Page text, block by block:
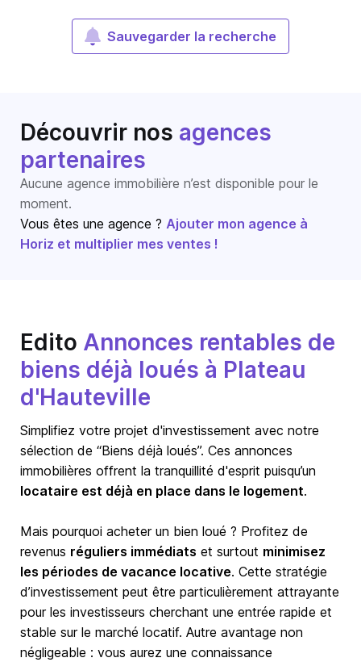
Sauvegarder la recherche
Découvrir nos agences
partenaires
Aucune agence immobilière n’est disponible pour le
moment.
Vous êtes une agence ? Ajouter mon agence à
Horiz et multiplier mes ventes !
Edito Annonces rentables de
biens déjà loués à Plateau
d'Hauteville
Simplifiez votre projet d'investissement avec notre
sélection de “Biens déjà loués”. Ces annonces
immobilières offrent la tranquillité d'esprit puisqu’un
locataire est déjà en place dans le logement.
Mais pourquoi acheter un bien loué ? Profitez de
revenus réguliers immédiats et surtout minimisez
les périodes de vacance locative. Cette stratégie
d’investissement peut être particulièrement attrayante
pour les investisseurs cherchant une entrée rapide et
stable sur le marché locatif. Autre avantage non
négligeable : vous aurez une connaissance